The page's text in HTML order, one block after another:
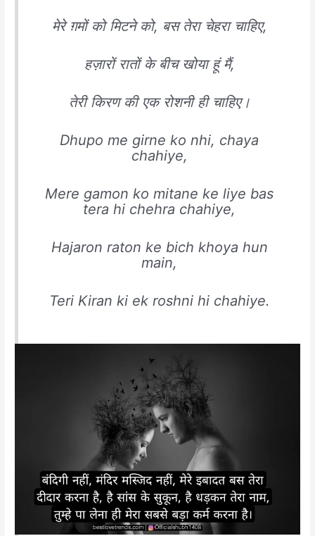
मेरे ग़मों को मिटने को, बस तेरा चेहरा चाहिए,
हज़ारों रातों के बीच खोया हूं मैं,
तेरी किरण की एक रोशनी ही चाहिए।
Dhupo me girne ko nhi, chaya
chahiye,
Mere gamon ko mitane ke liye bas
tera hi chehra chahiye,
Hajaron raton ke bich khoya hun
main,
Teri Kiran ki ek roshni hi chahiye.